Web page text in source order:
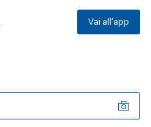
Vai all'app